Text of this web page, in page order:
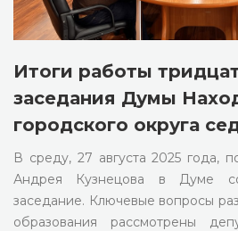
Итоги работы
заседания Думы
городского округа
В среду, 27 августа 2025 года,
Андрея Кузнецова в Думе
заседание. Ключевые вопросы
образования рассмотрены